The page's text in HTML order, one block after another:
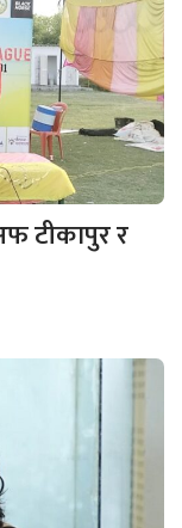
टीकापुर र